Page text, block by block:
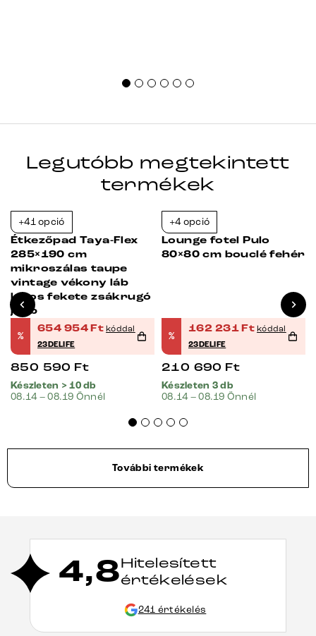
Legutóbb megtekintett
termékek
+41 opció
Étkezőpad Taya-Flex
285×190 cm
mikroszálas taupe
vintage vékony láb
lapos fekete zsákrugó
jobb
%
654 954Ft kóddal
23DELIFE
850 590 Ft
Készleten > 10 db
08.14 – 08.19 Önnél
+4 opció
Lounge fotel Pulo
80×80 cm bouclé fehér
%
162 231Ft kóddal
23DELIFE
210 690 Ft
Készleten 3 db
08.14 – 08.19 Önnél
További termékek
4,8Hitelesített
értékelések
241 értékelés